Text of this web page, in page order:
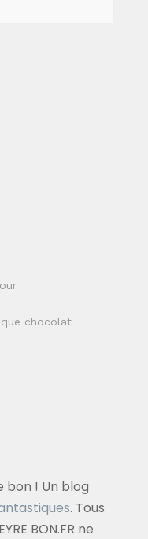
chocolat
bon ! Un blog
. Tous
BON.FR ne